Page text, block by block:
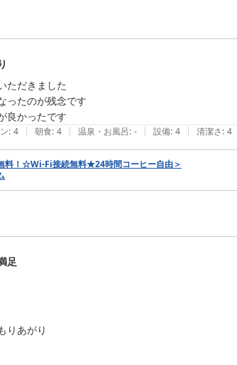
ただきました
ったのが残念です
良かったです
: 4 | 朝食: 4 | 温泉・お風呂: - | 設備: 4 | 清潔さ: 4
料！☆Wi-Fi接続無料★24時間コーヒー自由＞
足
りあがり